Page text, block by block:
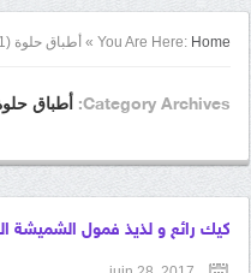
You Are Here: Home
» أطباق حلوة (Page 11)
Category Archives: أطباق
كيك رائع و لذيذ فمول الشميشة